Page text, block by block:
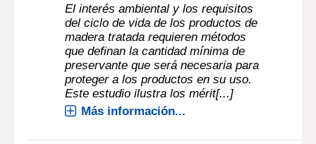
El interés ambiental y los requisitos
del ciclo de vida de los productos de
madera tratada requieren métodos
que definan la cantidad mínima de
preservante que será necesaria para
proteger a los productos en su uso.
Este estudio ilustra los mérit[...]
Más información...